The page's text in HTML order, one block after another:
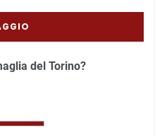
del Torino?